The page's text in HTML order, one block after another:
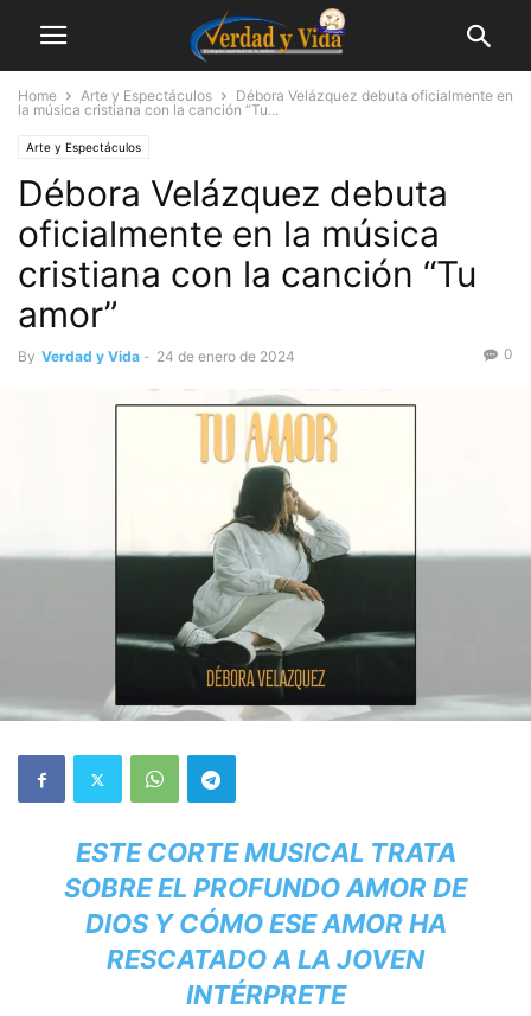
Home Arte y Espectáculos
Débora Velázquez debuta oficialmente en
la música cristiana con la canción “Tu...
Arte y Espectáculos
Débora Velázquez debuta
oficialmente en la música
cristiana con la canción “Tu
amor”
By Verdad y Vida - 24 de enero de 2024 0
ESTE CORTE MUSICAL TRATA
SOBRE EL PROFUNDO AMOR DE
DIOS Y CÓMO ESE AMOR HA
RESCATADO A LA JOVEN
INTÉRPRETE